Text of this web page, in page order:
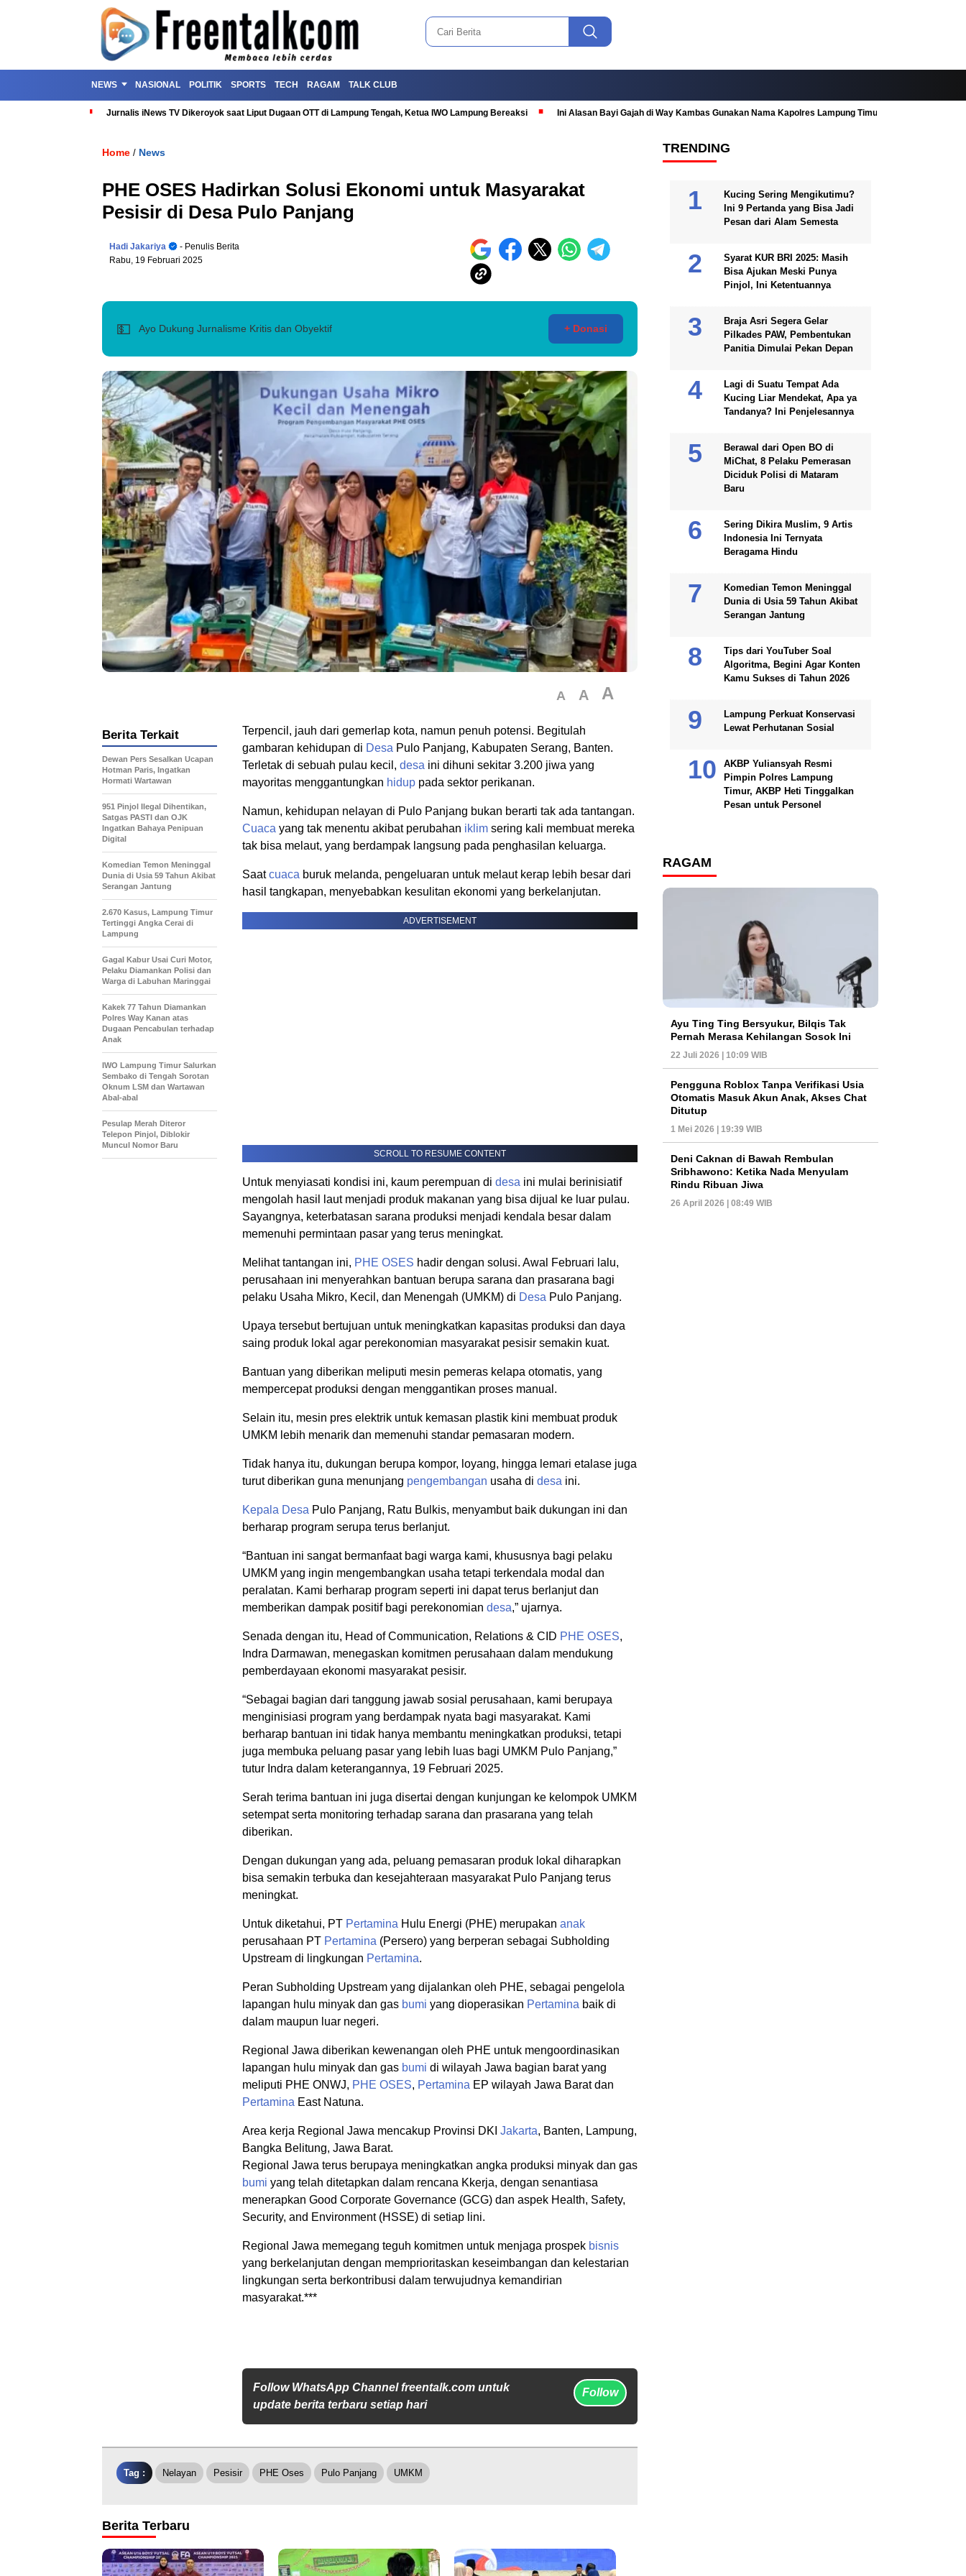
NEWS NASIONAL POLITIK SPORTS TECH RAGAM TALK CLUB
Jurnalis iNews TV Dikeroyok saat Liput Dugaan OTT di Lampung Tengah, Ketua IWO Lampung Bereaksi Ini Alasan Bayi Gajah di Way Kambas Gunakan Nama Kapolres Lampung Timur
Home / News
PHE OSES Hadirkan Solusi Ekonomi untuk Masyarakat
Pesisir di Desa Pulo Panjang
Hadi Jakariya
- Penulis Berita
Rabu, 19 Februari 2025
💵 Ayo Dukung Jurnalisme Kritis dan Obyektif + Donasi
A A A
Terpencil, jauh dari gemerlap kota, namun penuh potensi. Begitulah
gambaran kehidupan di Desa Pulo Panjang, Kabupaten Serang, Banten.
Terletak di sebuah pulau kecil, desa ini dihuni sekitar 3.200 jiwa yang
mayoritas menggantungkan hidup pada sektor perikanan.
Namun, kehidupan nelayan di Pulo Panjang bukan berarti tak ada tantangan.
Cuaca yang tak menentu akibat perubahan iklim sering kali membuat mereka
tak bisa melaut, yang berdampak langsung pada penghasilan keluarga.
Saatcuaca buruk melanda, pengeluaran untuk melaut kerap lebih besar dari
hasil tangkapan, menyebabkan kesulitan ekonomi yang berkelanjutan.
ADVERTISEMENT
SCROLL TO RESUME CONTENT
Untuk menyiasati kondisi ini, kaum perempuan di desa ini mulai berinisiatif
mengolah hasil laut menjadi produk makanan yang bisa dijual ke luar pulau.
Sayangnya, keterbatasan sarana produksi menjadi kendala besar dalam
memenuhi permintaan pasar yang terus meningkat.
Melihat tantangan ini, PHE OSES hadir dengan solusi. Awal Februari lalu,
perusahaan ini menyerahkan bantuan berupa sarana dan prasarana bagi
pelaku Usaha Mikro, Kecil, dan Menengah (UMKM) di Desa Pulo Panjang.
Upaya tersebut bertujuan untuk meningkatkan kapasitas produksi dan daya
saing produk lokal agar perekonomian masyarakat pesisir semakin kuat.
Bantuan yang diberikan meliputi mesin pemeras kelapa otomatis, yang
mempercepat produksi dengan menggantikan proses manual.
Selain itu, mesin pres elektrik untuk kemasan plastik kini membuat produk
UMKM lebih menarik dan memenuhi standar pemasaran modern.
Tidak hanya itu, dukungan berupa kompor, loyang, hingga lemari etalase juga
turut diberikan guna menunjang pengembangan usaha di desa ini.
Kepala Desa Pulo Panjang, Ratu Bulkis, menyambut baik dukungan ini dan
berharap program serupa terus berlanjut.
“Bantuan ini sangat bermanfaat bagi warga kami, khususnya bagi pelaku
UMKM yang ingin mengembangkan usaha tetapi terkendala modal dan
peralatan. Kami berharap program seperti ini dapat terus berlanjut dan
memberikan dampak positif bagi perekonomian desa,” ujarnya.
Senada dengan itu, Head of Communication, Relations & CID PHE OSES,
Indra Darmawan, menegaskan komitmen perusahaan dalam mendukung
pemberdayaan ekonomi masyarakat pesisir.
“Sebagai bagian dari tanggung jawab sosial perusahaan, kami berupaya
menginisiasi program yang berdampak nyata bagi masyarakat. Kami
berharap bantuan ini tidak hanya membantu meningkatkan produksi, tetapi
juga membuka peluang pasar yang lebih luas bagi UMKM Pulo Panjang,”
tutur Indra dalam keterangannya, 19 Februari 2025.
Serah terima bantuan ini juga disertai dengan kunjungan ke kelompok UMKM
setempat serta monitoring terhadap sarana dan prasarana yang telah
diberikan.
Dengan dukungan yang ada, peluang pemasaran produk lokal diharapkan
bisa semakin terbuka dan kesejahteraan masyarakat Pulo Panjang terus
meningkat.
Untuk diketahui, PT Pertamina Hulu Energi (PHE) merupakan anak
perusahaan PT Pertamina (Persero) yang berperan sebagai Subholding
Upstream di lingkungan Pertamina.
Peran Subholding Upstream yang dijalankan oleh PHE, sebagai pengelola
lapangan hulu minyak dan gas bumi yang dioperasikan Pertamina baik di
dalam maupun luar negeri.
Regional Jawa diberikan kewenangan oleh PHE untuk mengoordinasikan
lapangan hulu minyak dan gas bumi di wilayah Jawa bagian barat yang
meliputi PHE ONWJ, PHE OSES, Pertamina EP wilayah Jawa Barat dan
Pertamina East Natuna.
Area kerja Regional Jawa mencakup Provinsi DKI Jakarta, Banten, Lampung,
Bangka Belitung, Jawa Barat.
Regional Jawa terus berupaya meningkatkan angka produksi minyak dan gas
bumi yang telah ditetapkan dalam rencana Kkerja, dengan senantiasa
menerapkan Good Corporate Governance (GCG) dan aspek Health, Safety,
Security, and Environment (HSSE) di setiap lini.
Regional Jawa memegang teguh komitmen untuk menjaga prospek bisnis
yang berkelanjutan dengan memprioritaskan keseimbangan dan kelestarian
lingkungan serta berkontribusi dalam terwujudnya kemandirian
masyarakat.***
Follow WhatsApp Channel freentalk.com untuk
update berita terbaru setiap hari
Follow
Berita Terkait
Dewan Pers Sesalkan Ucapan
Hotman Paris, Ingatkan
Hormati Wartawan
951 Pinjol Ilegal Dihentikan,
Satgas PASTI dan OJK
Ingatkan Bahaya Penipuan
Digital
Komedian Temon Meninggal
Dunia di Usia 59 Tahun Akibat
Serangan Jantung
2.670 Kasus, Lampung Timur
Tertinggi Angka Cerai di
Lampung
Gagal Kabur Usai Curi Motor,
Pelaku Diamankan Polisi dan
Warga di Labuhan Maringgai
Kakek 77 Tahun Diamankan
Polres Way Kanan atas
Dugaan Pencabulan terhadap
Anak
IWO Lampung Timur Salurkan
Sembako di Tengah Sorotan
Oknum LSM dan Wartawan
Abal-abal
Pesulap Merah Diteror
Telepon Pinjol, Diblokir
Muncul Nomor Baru
Tag : Nelayan Pesisir PHE Oses Pulo Panjang UMKM
Berita Terbaru
TRENDING
Kucing Sering Mengikutimu?
Ini 9 Pertanda yang Bisa Jadi
Pesan dari Alam Semesta
Syarat KUR BRI 2025: Masih
Bisa Ajukan Meski Punya
Pinjol, Ini Ketentuannya
Braja Asri Segera Gelar
Pilkades PAW, Pembentukan
Panitia Dimulai Pekan Depan
Lagi di Suatu Tempat Ada
Kucing Liar Mendekat, Apa ya
Tandanya? Ini Penjelesannya
Berawal dari Open BO di
MiChat, 8 Pelaku Pemerasan
Diciduk Polisi di Mataram
Baru
Sering Dikira Muslim, 9 Artis
Indonesia Ini Ternyata
Beragama Hindu
Komedian Temon Meninggal
Dunia di Usia 59 Tahun Akibat
Serangan Jantung
Tips dari YouTuber Soal
Algoritma, Begini Agar Konten
Kamu Sukses di Tahun 2026
Lampung Perkuat Konservasi
Lewat Perhutanan Sosial
AKBP Yuliansyah Resmi
Pimpin Polres Lampung
Timur, AKBP Heti Tinggalkan
Pesan untuk Personel
RAGAM
Ayu Ting Ting Bersyukur, Bilqis Tak
Pernah Merasa Kehilangan Sosok Ini
22 Juli 2026 | 10:09 WIB
Pengguna Roblox Tanpa Verifikasi Usia
Otomatis Masuk Akun Anak, Akses Chat
Ditutup
1 Mei 2026 | 19:39 WIB
Deni Caknan di Bawah Rembulan
Sribhawono: Ketika Nada Menyulam
Rindu Ribuan Jiwa
26 April 2026 | 08:49 WIB